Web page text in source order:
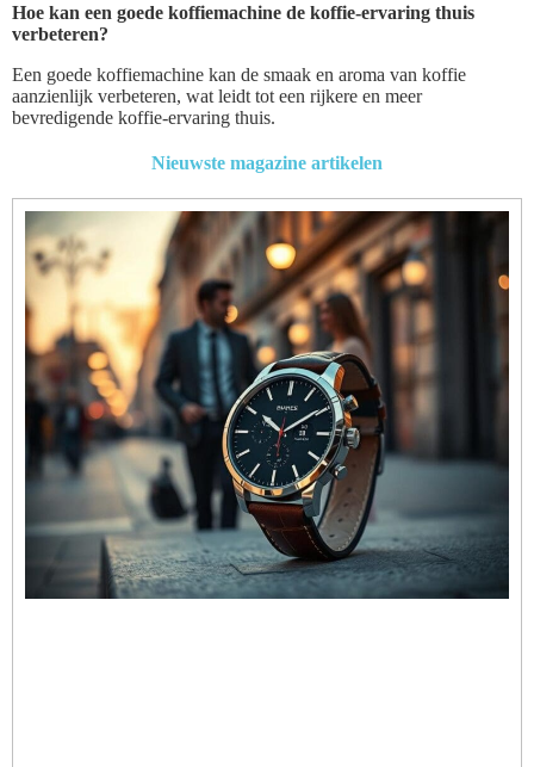
Hoe kan een goede koffiemachine de koffie-ervaring thuis
verbeteren?
Een goede koffiemachine kan de smaak en aroma van koffie
aanzienlijk verbeteren, wat leidt tot een rijkere en meer
bevredigende koffie-ervaring thuis.
Nieuwste magazine artikelen